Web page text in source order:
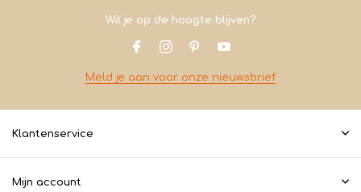
Wil je op de hoogte blijven?
Meld je aan voor onze nieuwsbrief
Klantenservice
Mijn account